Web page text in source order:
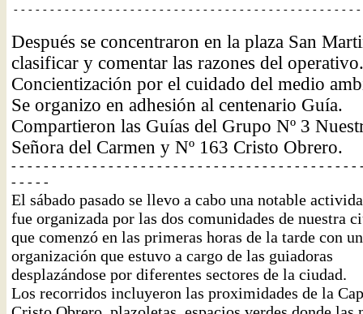
- - - - - - - - - - - - - - - - - - - - - - - - - - - - - - - - - - - - - - - - - - - - - - -
Después se concentraron en la plaza San
clasificar y comentar las razones del operativo.
Concientización por el cuidado del medio
Se organizo en adhesión al centenario Guía.
Compartieron las Guías del Grupo Nº 3
Señora del Carmen y Nº 163 Cristo Obrero.
- - - - - - - - - - - - - - - - - - - - - - - - - - - - - - - - - - - - - - - - - - -
- - - - -
El sábado pasado se llevo a cabo una notable
fue organizada por las dos comunidades de nuestra
que comenzó en las primeras horas de la tarde con
organización que estuvo a cargo de las guiadoras
desplazándose por diferentes sectores de la ciudad.
Los recorridos incluyeron las proximidades de la